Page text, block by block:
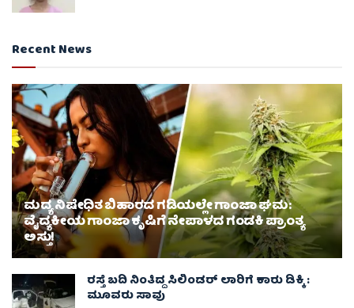
Recent News
ಮದ್ಯ ನಿಷೇಧಿತ ಬಿಹಾರದ ಗಡಿಯಲ್ಲೇ ಗಾಂಜಾ ಘಮ:
ವೈದ್ಯಕೀಯ ಗಾಂಜಾ ಕೃಷಿಗೆ ನೇಪಾಳದ ಗಂಡಕಿ ಪ್ರಾಂತ್ಯ
ಅಸ್ತು!
ರಸ್ತೆ ಬದಿ ನಿಂತಿದ್ದ ಸಿಲಿಂಡರ್ ಲಾರಿಗೆ ಕಾರು ಡಿಕ್ಕಿ :
ಮೂವರು ಸಾವು